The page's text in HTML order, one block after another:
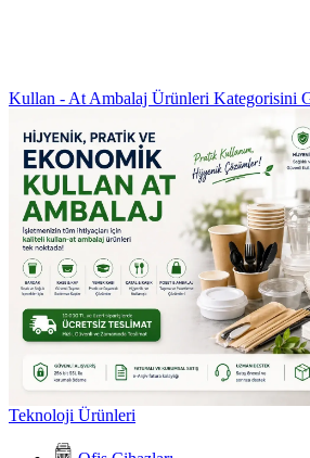
Kullan - At Ambalaj Ürünleri Kategorisini
Teknoloji Ürünleri